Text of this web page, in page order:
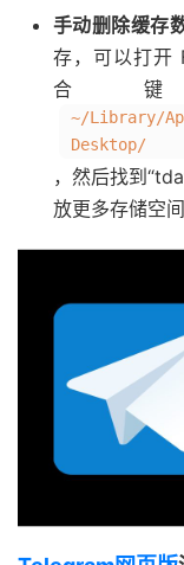
手动删除缓存
存，可以打开
合
~/Library/
Desktop/
，然后找到
放更多存储空间